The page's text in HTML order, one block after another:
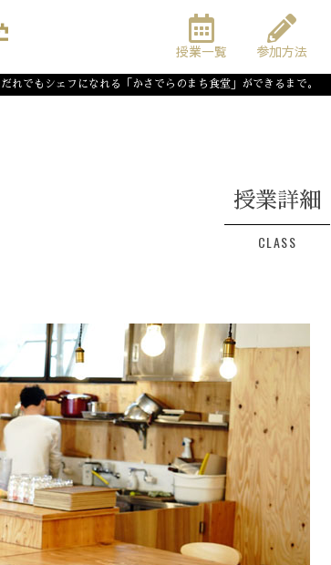
授業一覧 参加方法
れでもシェフになれる「かさでらのまち食堂」ができるまで。
授業詳細
CLASS